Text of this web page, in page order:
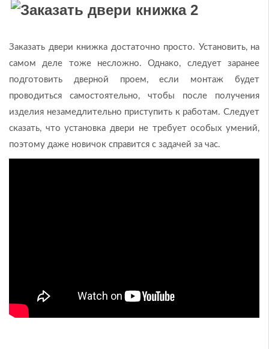
Заказать двери книжка достаточно просто. Установить, на
самом деле тоже несложно. Однако, следует заранее
подготовить дверной проем, если монтаж будет
проводиться самостоятельно, чтобы после получения
изделия незамедлительно приступить к работам. Следует
сказать, что установка двери не требует особых умений,
поэтому даже новичок справится с задачей за час.